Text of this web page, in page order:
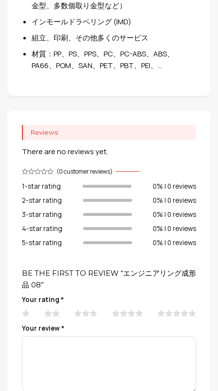
金型、多数個取り金型など）
インモールドラベリング (IMD)
組立、印刷、その他多くのサービス
材質：PP、PS、PPS、PC、PC-ABS、ABS、
PA66、POM、SAN、PET、PBT、PEI、…
Reviews
There are no reviews yet.
(0customer reviews)
1-star rating
0% | 0 reviews
2-star rating
0% | 0 reviews
3-star rating
0% | 0 reviews
4-star rating
0% | 0 reviews
5-star rating
0% | 0 reviews
BE THE FIRST TO REVIEW “エンジニアリング成形
品 08”
Your rating *
Your review*